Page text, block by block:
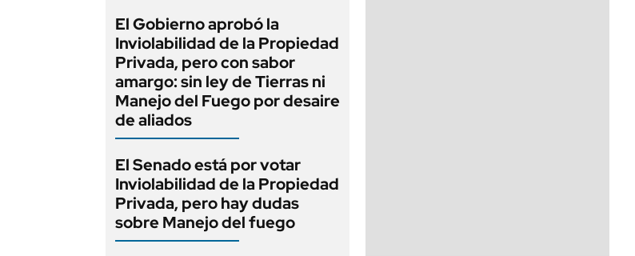
El Gobierno aprobó la
Inviolabilidad de la Propiedad
Privada, pero con sabor
amargo: sin ley de Tierras ni
Manejo del Fuego por desaire
de aliados
El Senado está por votar
Inviolabilidad de la Propiedad
Privada, pero hay dudas
sobre Manejo del fuego